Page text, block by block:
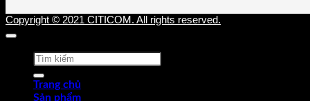
Copyright © 2021 CITICOM. All rights reserved.
Tìm
kiếm:
Trang chủ
Sản phẩm